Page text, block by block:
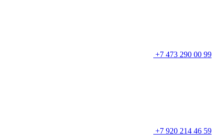
+7 473 290 00 99
+7 920 214 46 59